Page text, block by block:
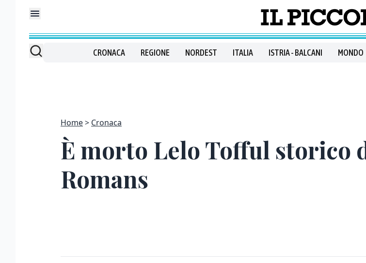
CRONACA REGIONE NORDEST ITALIA ISTRIA - BALCANI MONDO
Home Cronaca
È morto Lelo Tofful storico
Romans